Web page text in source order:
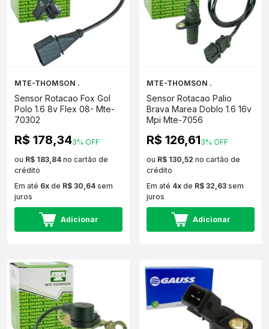
MTE-THOMSON .
Sensor Rotacao Fox Gol
Polo 1.6 8v Flex 08- Mte-
70302
R$ 178,343% OFF
ou R$ 183,84 no cartão de
crédito
Em até 6x de R$ 30,64 sem
juros
Adicionar
MTE-THOMSON .
Sensor Rotacao Palio
Brava Marea Doblo 1.6 16v
Mpi Mte-7056
R$ 126,613% OFF
ou R$ 130,52 no cartão de
crédito
Em até 4x de R$ 32,63 sem
juros
Adicionar